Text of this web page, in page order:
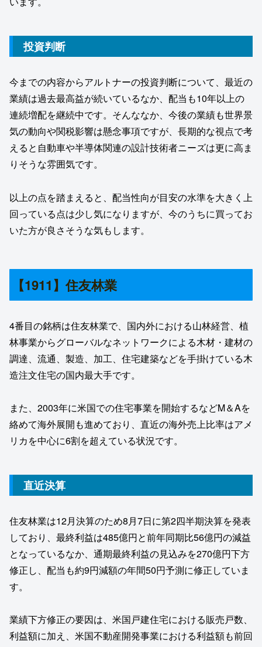
投資判断
今までの内容からアルトナーの投資判断について、最近の
業績は過去最高益が続いているなか、配当も10年以上の
連続増配を継続中です。そんななか、今後の業績も世界景
気の動向や関税影響は懸念事項ですが、長期的な視点で考
えると自動車や半導体関連の設計技術者ニーズは更に高ま
りそうな雰囲気です。
以上の点を踏まえると、配当性向が目安の水準を大きく上
回っている点は少し気になりますが、今のうちに買ってお
いた方が良さそうな気もします。
【1911】住友林業
4番目の銘柄は住友林業で、国内外における山林経営、植
林事業からグローバルなネットワークによる木材・建材の
調達、流通、製造、加工、住宅建築などを手掛けている木
造注文住宅の国内最大手です。
また、2003年に米国での住宅事業を開始するなどM＆Aを
絡めて海外展開も進めており、直近の海外売上比率はアメ
リカを中心に6割を超えている状況です。
直近決算
住友林業は12月決算のため8月7日に第2四半期決算を発表
しており、最終利益は485億円と前年同期比56億円の減益
となっているなか、通期最終利益の見込みを270億円下方
修正し、配当も約9円減額の年間50円予測に修正していま
す。
業績下方修正の要因は、米国戸建住宅における販売戸数、
利益額に加え、米国不動産開発事業における利益額も前回